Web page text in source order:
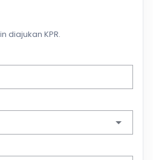
diajukan KPR.